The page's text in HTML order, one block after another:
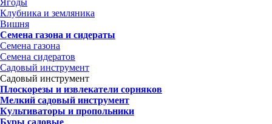
Ягоды
Клубника и земляника
Вишня
Семена газона и сидераты
Семена газона
Семена сидератов
Садовый инструмент
Садовый инструмент
Плоскорезы и извлекатели сорняков
Мелкий садовый инструмент
Культиваторы и пропольники
Буры садовые